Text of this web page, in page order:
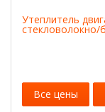
Утеплитель
стекловолокно/
Все цены